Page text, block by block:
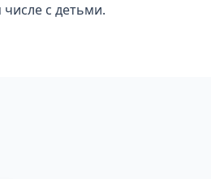
с детьми.